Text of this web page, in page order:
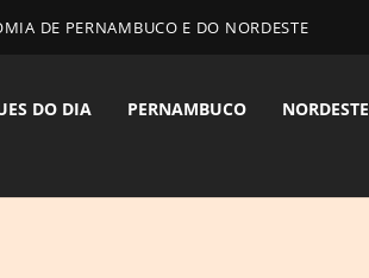
DE PERNAMBUCO E DO NORDESTE
DO DIA PERNAMBUCO NORDESTE